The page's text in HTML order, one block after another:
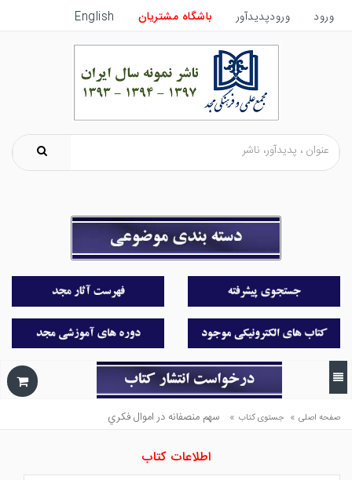
ورود ورودپدیدآور باشگاه مشتریان English
صفحه اصلی » جستوی کتاب » سهم منصفانه در اموال فكري
اطلاعات کتاب